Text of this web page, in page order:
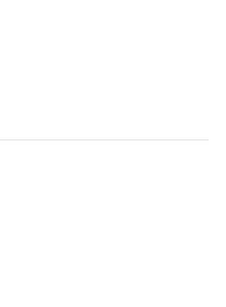
降圧 DC/DC コンバータ